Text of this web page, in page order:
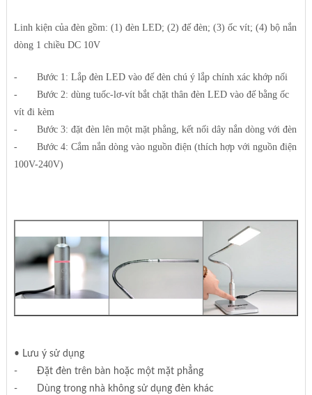
Linh kiện của đèn gồm: (1) đèn LED; (2) đế đèn; (3) ốc vít; (4) bộ nắn
dòng 1 chiều DC 10V
- Bước 1: Lắp đèn LED vào đế đèn chú ý lắp chính xác khớp nối
- Bước 2: dùng tuốc-lơ-vít bắt chặt thân đèn LED vào đế bằng ốc
vít đi kèm
- Bước 3: đặt đèn lên một mặt phẳng, kết nối dây nắn dòng với đèn
- Bước 4: Cắm nắn dòng vào nguồn điện (thích hợp với nguồn điện
100V-240V)
• Lưu ý sử dụng
- Đặt đèn trên bàn hoặc một mặt phẳng
- Dùng trong nhà không sử dụng đèn khác